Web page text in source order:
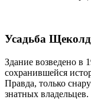
Усадьба
Здание возведено в
сохранившейся
Правда, только
знатных владельцев.